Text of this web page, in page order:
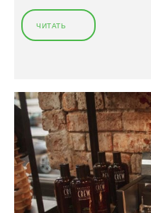
»
ЧИТАТЬ
С
Е
К
Р
Е
А
Т
И
В